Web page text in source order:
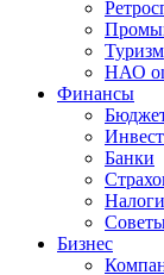
Туризм
НАО
Финансы
Банки
Налоги
Бизнес